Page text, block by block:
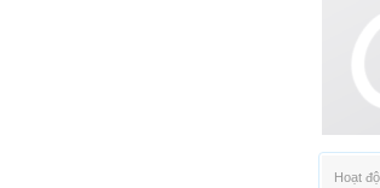
Hoạt